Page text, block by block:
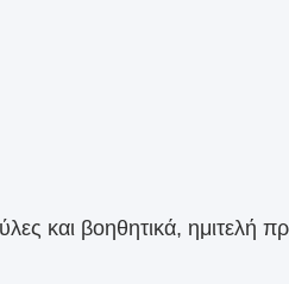
και βοηθητικά, ημιτελή